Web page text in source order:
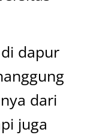
dapur
dari
juga